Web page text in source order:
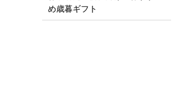
め歳暮ギフト